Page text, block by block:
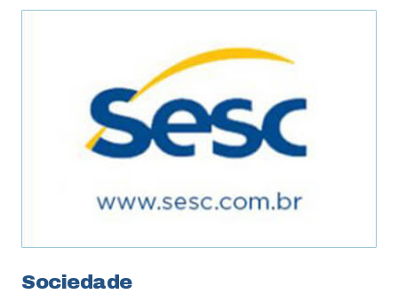
Sociedade